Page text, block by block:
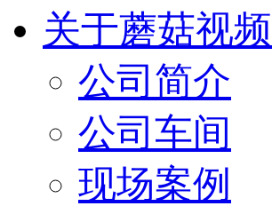
关于蘑菇视频
公司简介
公司车间
现场案例